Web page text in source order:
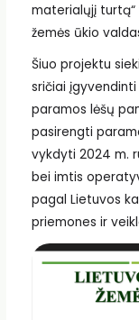
materialųjį turtą“
žemės ūkio
Šiuo projektu
sričiai
paramos lėšų
pasirengti
vykdyti 2024 m.
bei imtis
pagal Lietuvos
priemones ir